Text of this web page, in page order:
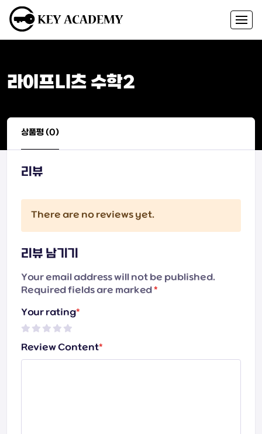
라이프니츠 수학2
상품평 (0)
리뷰
There are no reviews yet.
리뷰 남기기
Your email address will not be published.
Required fields are marked*
Your rating*
Review Content*